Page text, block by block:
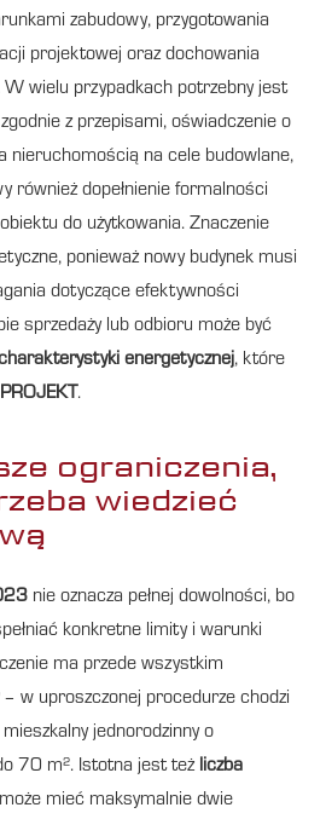
zabudowy, przygotowania
projektowej oraz dochowania
wielu przypadkach potrzebny jest
z przepisami, oświadczenie o
nieruchomością na cele budowlane,
również dopełnienie formalności
do użytkowania. Znaczenie
ponieważ nowy budynek musi
dotyczące efektywności
sprzedaży lub odbioru może być
energetycznej, które
.
ograniczenia,
wiedzieć
nie oznacza pełnej dowolności, bo
konkretne limity i warunki
ma przede wszystkim
– w uproszczonej procedurze chodzi
jednorodzinny o
70 m². Istotna jest też liczba
mieć maksymalnie dwie